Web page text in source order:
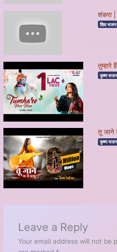
शंकरा
शिव
कृष्ण
तू जाने
कृष्ण
Leave a Reply
Your email address will not be